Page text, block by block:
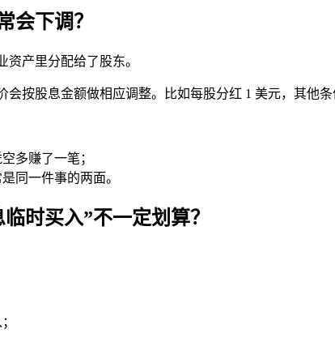
会下调？
资产里分配给了股东。
会按股息金额做相应调整。比如每股分红 1 美元，其他
多赚了一笔；
同一件事的两面。
时买入”不一定划算？